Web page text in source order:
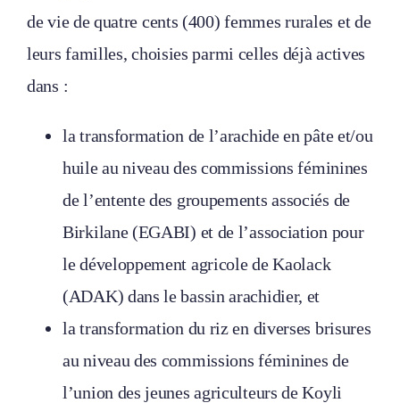
de vie de quatre cents (400) femmes rurales et de
leurs familles, choisies parmi celles déjà actives
dans :
la transformation de l’arachide en pâte et/ou
huile au niveau des commissions féminines
de l’entente des groupements associés de
Birkilane (EGABI) et de l’association pour
le développement agricole de Kaolack
(ADAK) dans le bassin arachidier, et
la transformation du riz en diverses brisures
au niveau des commissions féminines de
l’union des jeunes agriculteurs de Koyli